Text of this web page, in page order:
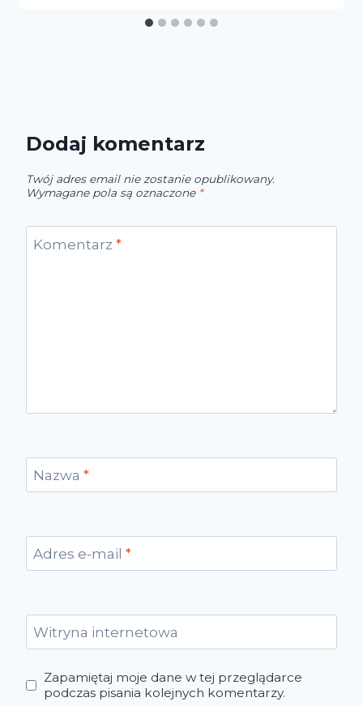
Dodaj komentarz
Twój adres email nie zostanie opublikowany.
Wymagane pola są oznaczone *
Komentarz *
Nazwa *
Adres e-mail *
Witryna internetowa
Zapamiętaj moje dane w tej przeglądarce
podczas pisania kolejnych komentarzy.